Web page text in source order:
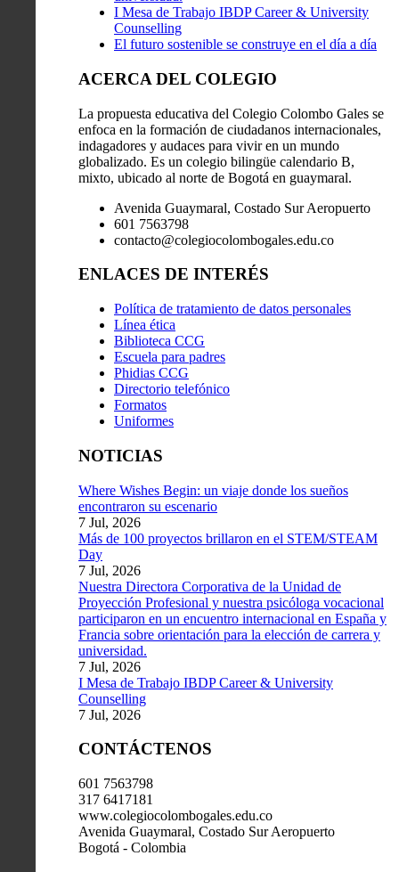
I Mesa de Trabajo IBDP Career & University
Counselling
El futuro sostenible se construye en el día a día
ACERCA DEL COLEGIO
La propuesta educativa del Colegio Colombo Gales se
enfoca en la formación de ciudadanos internacionales,
indagadores y audaces para vivir en un mundo
globalizado. Es un colegio bilingüe calendario B,
mixto, ubicado al norte de Bogotá en guaymaral.
Avenida Guaymaral, Costado Sur Aeropuerto
601 7563798
contacto@colegiocolombogales.edu.co
ENLACES DE INTERÉS
Política de tratamiento de datos personales
Línea ética
Biblioteca CCG
Escuela para padres
Phidias CCG
Directorio telefónico
Formatos
Uniformes
NOTICIAS
Where Wishes Begin: un viaje donde los sueños
encontraron su escenario
7 Jul, 2026
Más de 100 proyectos brillaron en el STEM/STEAM
Day
7 Jul, 2026
Nuestra Directora Corporativa de la Unidad de
Proyección Profesional y nuestra psicóloga vocacional
participaron en un encuentro internacional en España y
Francia sobre orientación para la elección de carrera y
universidad.
7 Jul, 2026
I Mesa de Trabajo IBDP Career & University
Counselling
7 Jul, 2026
CONTÁCTENOS
601 7563798
317 6417181
www.colegiocolombogales.edu.co
Avenida Guaymaral, Costado Sur Aeropuerto
Bogotá - Colombia